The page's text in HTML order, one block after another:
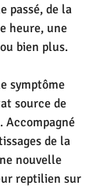
passé, de la
heure, une
bien plus.
symptôme
source de
Accompagné
de la
nouvelle
reptilien sur